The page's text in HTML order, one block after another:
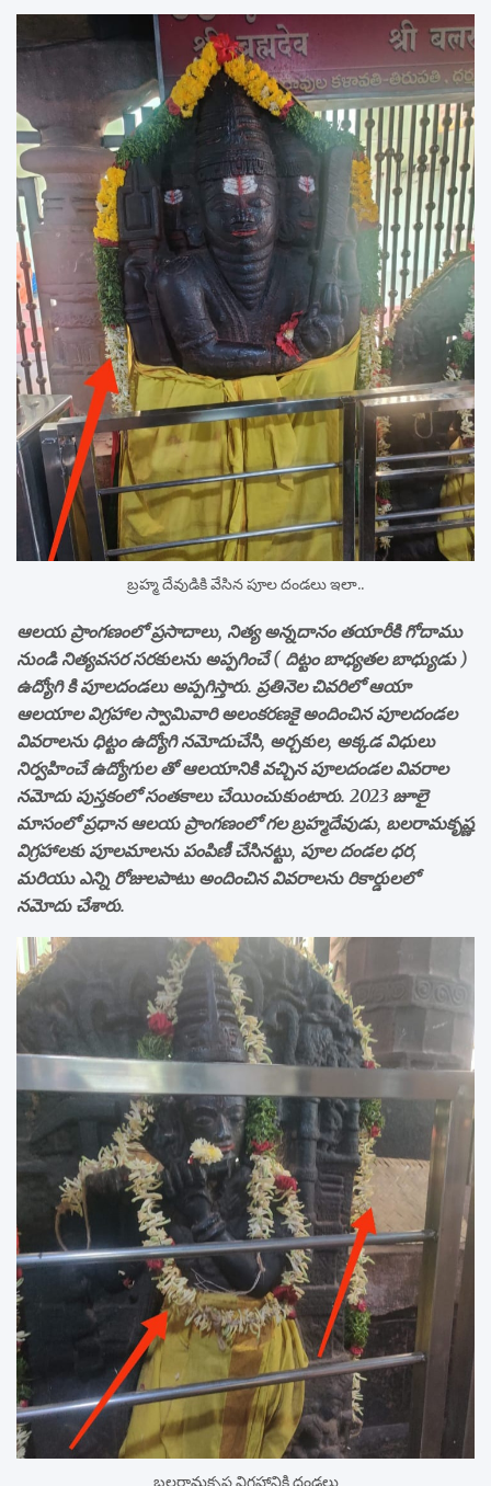
బ్రహ్మ దేవుడికి వేసిన పూల దండలు ఇలా..
ఆలయ ప్రాంగణంలో ప్రసాదాలు, నిత్య అన్నదానం తయారీకి గోదాము
నుండి నిత్యవసర సరకులను అప్పగించే ( దిట్టం బాధ్యతల బాధ్యుడు )
ఉద్యోగి కి పూలదండలు అప్పగిస్తారు. ప్రతినెల చివరిలో ఆయా
ఆలయాల విగ్రహాల స్వామివారి అలంకరణకై అందించిన పూలదండల
వివరాలను ధిట్టం ఉద్యోగి నమోదుచేసి, అర్చకుల, అక్కడ విధులు
నిర్వహించే ఉద్యోగుల తో ఆలయానికి వచ్చిన పూలదండల వివరాల
నమోదు పుస్తకంలో సంతకాలు చేయించుకుంటారు. 2023 జూలై
మాసంలో ప్రధాన ఆలయ ప్రాంగణంలో గల బ్రహ్మదేవుడు, బలరామకృష్ణ
విగ్రహాలకు పూలమాలను పంపిణీ చేసినట్టు, పూల దండల ధర,
మరియు ఎన్ని రోజులపాటు అందించిన వివరాలను రికార్డులలో
నమోదు చేశారు.
బలరామకృష్ణ విగ్రహానికి దండలు